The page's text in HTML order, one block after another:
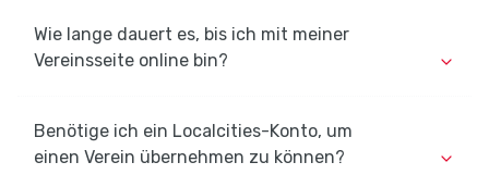
Wie lange dauert es, bis ich mit meiner
Vereinsseite online bin?
Benötige ich ein Localcities-Konto, um
einen Verein übernehmen zu können?